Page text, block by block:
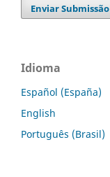
Enviar Submissão
Idioma
Español (España)
English
Português (Brasil)